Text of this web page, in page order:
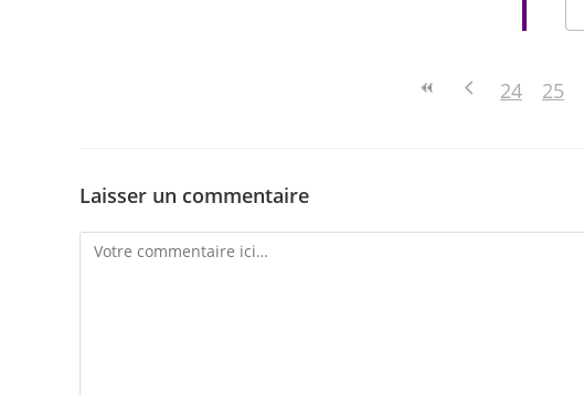
24 25
Laisser un commentaire